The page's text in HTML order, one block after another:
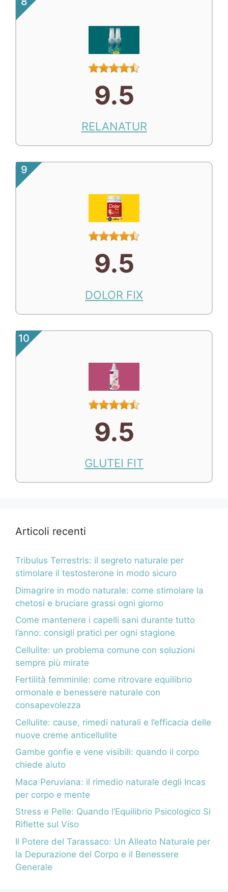
9.5
RELANATUR
9
9.5
DOLOR FIX
10
9.5
GLUTEI FIT
Articoli recenti
Tribulus Terrestris: il segreto naturale per
stimolare il testosterone in modo sicuro
Dimagrire in modo naturale: come stimolare la
chetosi e bruciare grassi ogni giorno
Come mantenere i capelli sani durante tutto
l’anno: consigli pratici per ogni stagione
Cellulite: un problema comune con soluzioni
sempre più mirate
Fertilità femminile: come ritrovare equilibrio
ormonale e benessere naturale con
consapevolezza
Cellulite: cause, rimedi naturali e l’efficacia delle
nuove creme anticellulite
Gambe gonfie e vene visibili: quando il corpo
chiede aiuto
Maca Peruviana: il rimedio naturale degli Incas
per corpo e mente
Stress e Pelle: Quando l’Equilibrio Psicologico Si
Riflette sul Viso
Il Potere del Tarassaco: Un Alleato Naturale per
la Depurazione del Corpo e il Benessere
Generale